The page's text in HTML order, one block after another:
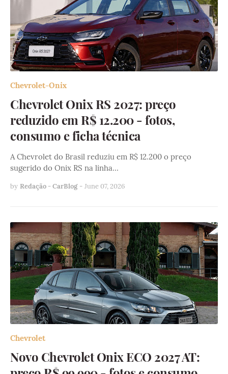
Chevrolet-Onix
Chevrolet Onix RS 2027: preço
reduzido em R$ 12.200 - fotos,
consumo e ficha técnica
A Chevrolet do Brasil reduziu em R$ 12.200 o preço
sugerido do Onix RS na linha…
by Redação - CarBlog - June 07, 2026
Chevrolet
Novo Chevrolet Onix ECO 2027 AT: